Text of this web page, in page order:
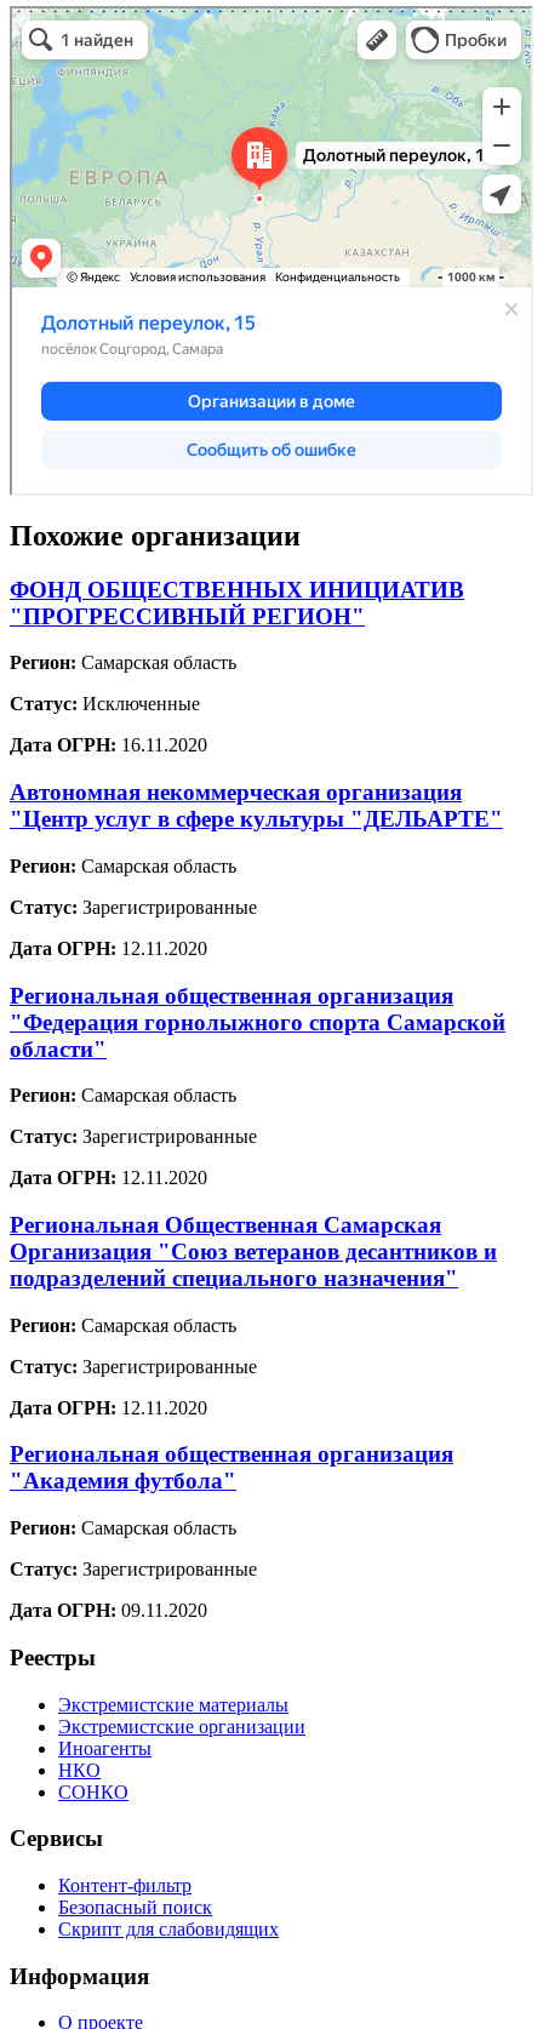
Похожие организации
ФОНД ОБЩЕСТВЕННЫХ ИНИЦИАТИВ
"ПРОГРЕССИВНЫЙ РЕГИОН"
Регион: Самарская область
Статус: Исключенные
Дата ОГРН: 16.11.2020
Автономная некоммерческая организация
"Центр услуг в сфере культуры "ДЕЛЬАРТЕ"
Регион: Самарская область
Статус: Зарегистрированные
Дата ОГРН: 12.11.2020
Региональная общественная организация
"Федерация горнолыжного спорта Самарской
области"
Регион: Самарская область
Статус: Зарегистрированные
Дата ОГРН: 12.11.2020
Региональная Общественная Самарская
Организация "Союз ветеранов десантников и
подразделений специального назначения"
Регион: Самарская область
Статус: Зарегистрированные
Дата ОГРН: 12.11.2020
Региональная общественная организация
"Академия футбола"
Регион: Самарская область
Статус: Зарегистрированные
Дата ОГРН: 09.11.2020
Реестры
Экстремистские материалы
Экстремистские организации
Иноагенты
НКО
СОНКО
Сервисы
Контент-фильтр
Безопасный поиск
Скрипт для слабовидящих
Информация
О проекте